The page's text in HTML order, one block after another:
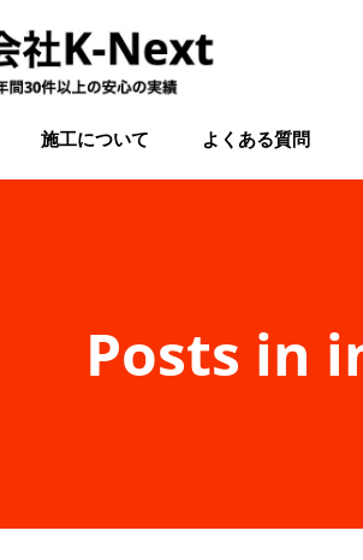
施工について よくある質問
Posts in